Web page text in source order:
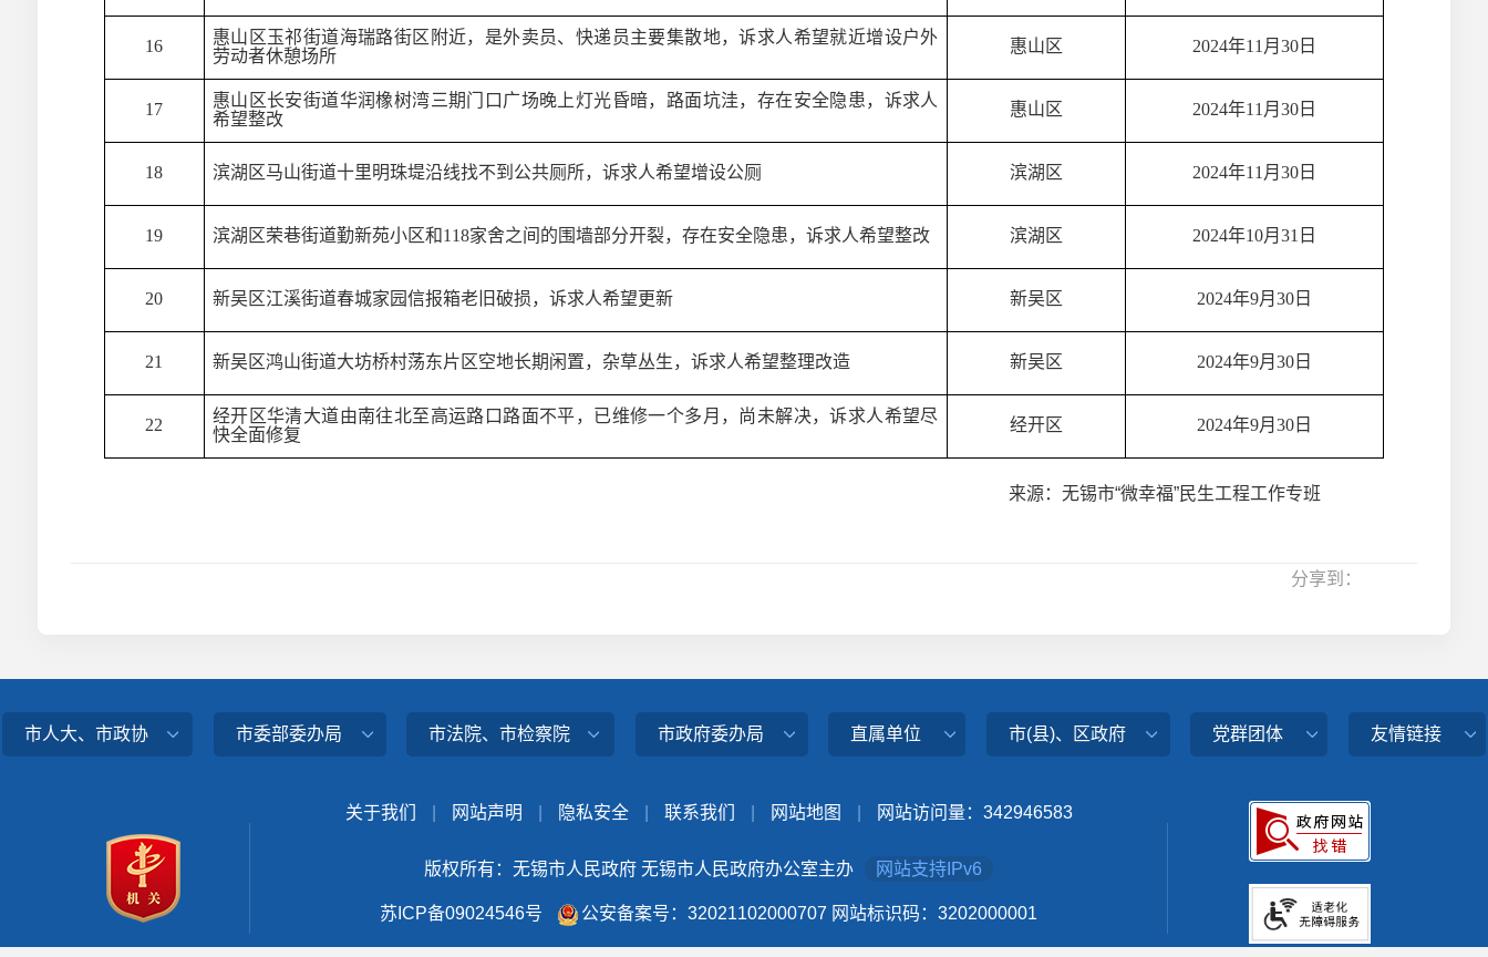
16
惠山区玉祁街道海瑞路街区附近，是外卖员、快递员主要集散地，诉求人希望就近增设户外
劳动者休憩场所
惠山区 2024年11月30日
17
惠山区长安街道华润橡树湾三期门口广场晚上灯光昏暗，路面坑洼，存在安全隐患，诉求人
希望整改
惠山区 2024年11月30日
18 滨湖区马山街道十里明珠堤沿线找不到公共厕所，诉求人希望增设公厕 滨湖区 2024年11月30日
19 滨湖区荣巷街道勤新苑小区和118家舍之间的围墙部分开裂，存在安全隐患，诉求人希望整改 滨湖区 2024年10月31日
20 新吴区江溪街道春城家园信报箱老旧破损，诉求人希望更新 新吴区 2024年9月30日
21 新吴区鸿山街道大坊桥村荡东片区空地长期闲置，杂草丛生，诉求人希望整理改造 新吴区 2024年9月30日
22
经开区华清大道由南往北至高运路口路面不平，已维修一个多月，尚未解决，诉求人希望尽
快全面修复
经开区 2024年9月30日
来源：无锡市“微幸福”民生工程工作专班
分享到：
市人大、市政协 市委部委办局 市法院、市检察院 市政府委办局 直属单位 市(县)、区政府 党群团体 友情链接
关于我们 网站声明 隐私安全 联系我们 网站地图 网站访问量： 342946583
版权所有：无锡市人民政府 无锡市人民政府办公室主办 网站支持IPv6
苏ICP备09024546号 公安备案号：32021102000707 网站标识码：3202000001